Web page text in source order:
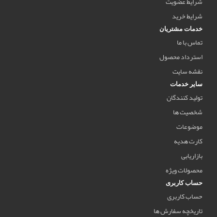
شرایط خرید
خدمات مشتریان
تماس با ما
استرداد محصول
نقشه سایت
سایر خدمات
تولید کنندگان
شخصیت ها
موضوعات
کارت هدیه
بازاریابی
محصولات ویژه
حساب کاربری
حساب کاربری
تاریخچه سفارش ها